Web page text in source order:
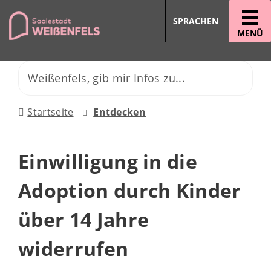
MENÜ
SPRACHEN
Startseite Entdecken
Einwilligung in die
Adoption durch Kinder
über 14 Jahre
widerrufen